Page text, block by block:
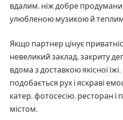
вдалим, ніж добре
улюбленою музикою й
Якщо партнер цінує
невеликий заклад, закриту
вдома з доставкою якісної
подобається рух і яскраві
катер, фотосесію, ресторан і
містом.